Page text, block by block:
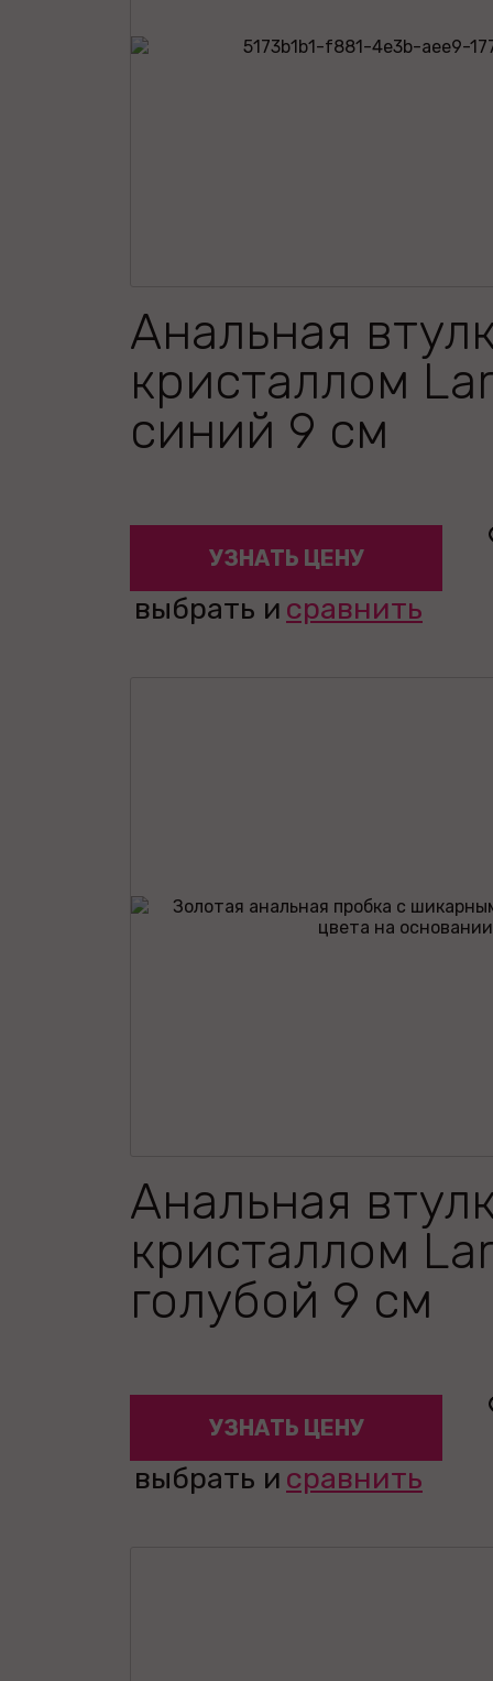
Анальная
кристаллом
синий 9 см
УЗНАТЬ ЦЕНУ
выбрать и сравнить
Анальная
кристаллом
голубой 9 см
УЗНАТЬ ЦЕНУ
выбрать и сравнить